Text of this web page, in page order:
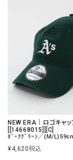
NEW ERA｜ロゴキャッ
[[14668015]][C]
ﾀﾞｰｸｸﾞﾘｰﾝ／(M/
¥4,620税込